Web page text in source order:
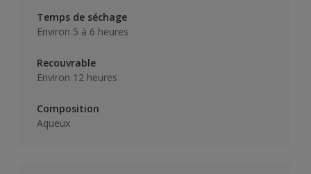
Temps de séchage
Environ 5 à 6 heures
Recouvrable
Environ 12 heures
Composition
Aqueux